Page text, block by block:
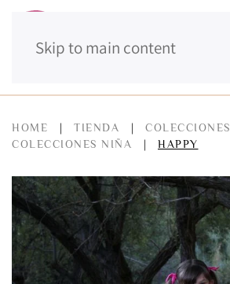
Skip to main content
HOME TIENDA
COLECCIONES
COLECCIONES NIÑA
HAPPY